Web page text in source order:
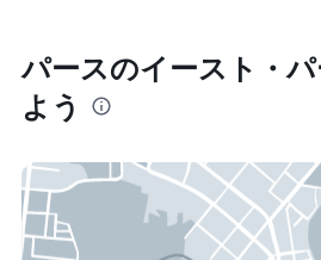
パース​のイースト・
よう